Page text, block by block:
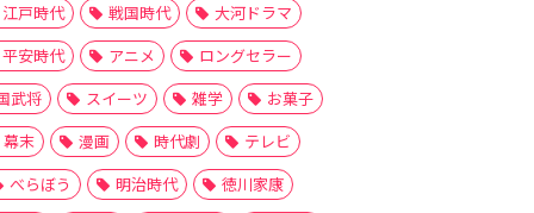
江戸時代 戦国時代
大河ドラマ
平安時代
アニメ
ロングセラー
武将
スイーツ 雑学
お菓子
幕末
漫画 時代劇
テレビ
べらぼう
明治時代
徳川家康